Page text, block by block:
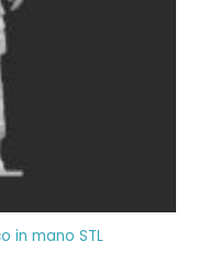
in mano STL